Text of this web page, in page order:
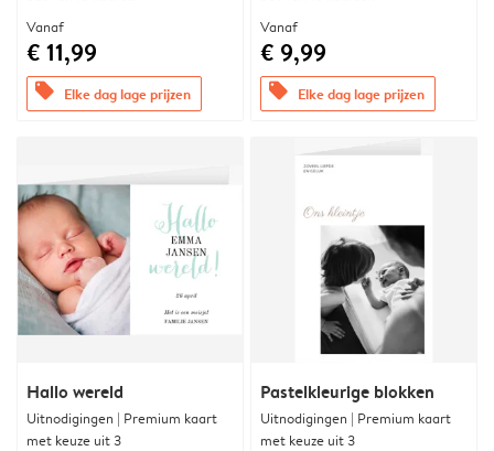
Vanaf
€ 11,99
offers Elke dag lage prijzen
Vanaf
€ 9,99
offers Elke dag lage prijzen
Hallo wereld
Uitnodigingen | Premium kaart
met keuze uit 3
Pastelkleurige blokken
Uitnodigingen | Premium kaart
met keuze uit 3